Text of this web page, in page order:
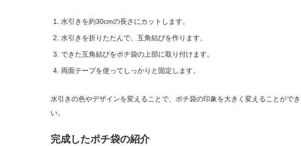
水引きを約30cmの長さにカットします。
水引きを折りたたんで、互角結びを作ります。
できた互角結びをポチ袋の上部に取り付けます。
両面テープを使ってしっかりと固定します。
水引きの色やデザインを変えることで、ポチ袋の印象を大きく変えることがで
い。
完成したポチ袋の紹介